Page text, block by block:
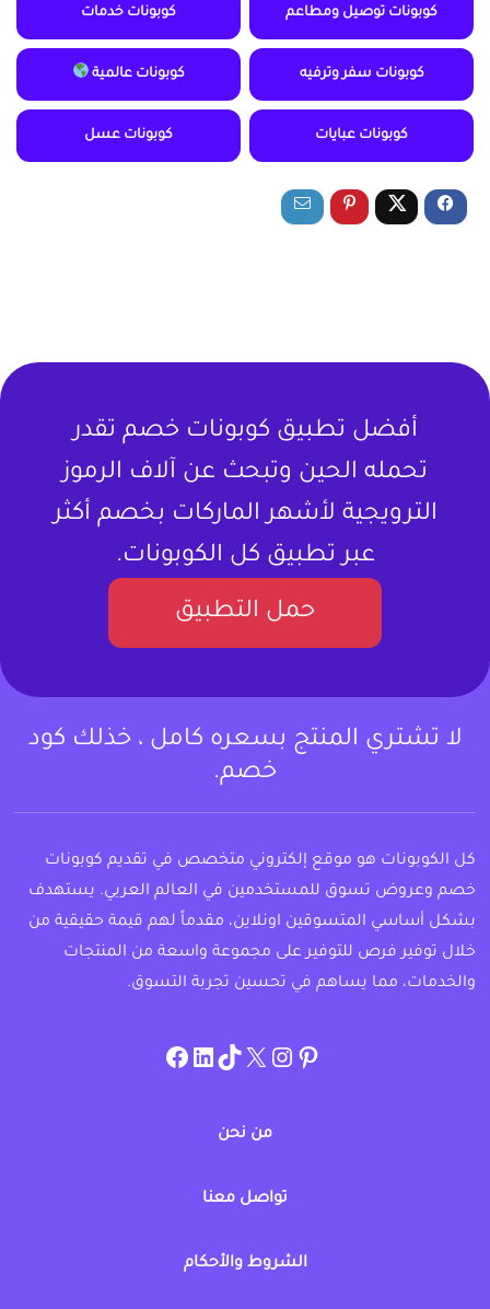
كوبونات توصيل ومطاعم كوبونات خدمات
كوبونات سفر وترفيه كوبونات عالمية
كوبونات عبايات كوبونات عسل
أفضل تطبيق كوبونات خصم تقدر
تحمله الحين وتبحث عن آلاف الرموز
الترويجية لأشهر الماركات بخصم أكثر
عبر تطبيق كل الكوبونات.
حمل التطبيق
لا تشتري المنتج بسعره كامل ، خذلك كود
خصم.
كل الكوبونات هو موقع إلكتروني متخصص في تقديم كوبونات
خصم وعروض تسوق للمستخدمين في العالم العربي. يستهدف
بشكل أساسي المتسوقين اونلاين، مقدماً لهم قيمة حقيقية من
خلال توفير فرص للتوفير على مجموعة واسعة من المنتجات
والخدمات، مما يساهم في تحسين تجربة التسوق.
pinterest
allcouponat
twitter
TikTok
linkedin
facebook
من نحن
تواصل معنا
الشروط والأحكام